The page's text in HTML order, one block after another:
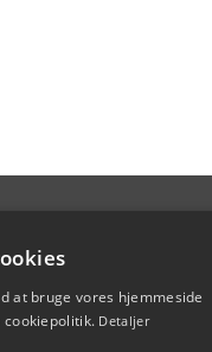
at bruge vores hjemmeside
Detaljer